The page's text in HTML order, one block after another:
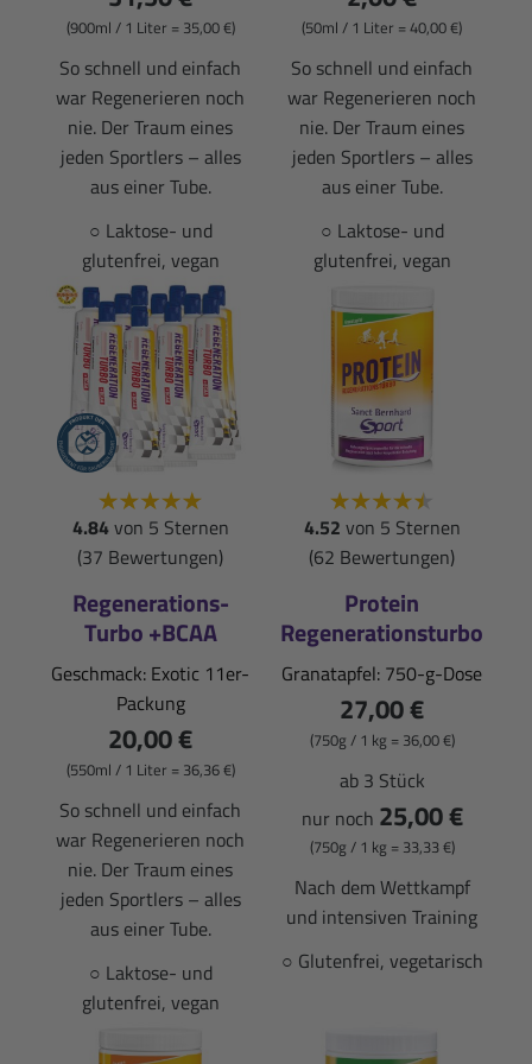
(900ml / 1 Liter = 35,00 €)
So schnell und einfach
war Regenerieren noch
nie. Der Traum eines
jeden Sportlers – alles
aus einer Tube.
○ Laktose- und
glutenfrei, vegan
(50ml / 1 Liter = 40,00 €)
So schnell und einfach
war Regenerieren noch
nie. Der Traum eines
jeden Sportlers – alles
aus einer Tube.
○ Laktose- und
glutenfrei, vegan
4.84von 5 Sternen
(37 Bewertungen)
Regenerations-
Turbo +BCAA
Geschmack: Exotic 11er-
Packung
20,00 €
(550ml / 1 Liter = 36,36 €)
So schnell und einfach
war Regenerieren noch
nie. Der Traum eines
jeden Sportlers – alles
aus einer Tube.
○ Laktose- und
glutenfrei, vegan
4.52 von 5 Sternen
(62 Bewertungen)
Protein
Regenerationsturbo
Granatapfel: 750-g-Dose
27,00 €
(750g / 1 kg = 36,00 €)
ab 3 Stück
nur noch 25,00 €
(750g / 1 kg = 33,33 €)
Nach dem Wettkampf
und intensiven Training
○ Glutenfrei, vegetarisch